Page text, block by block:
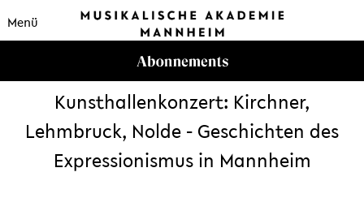
Menü
Kunsthallenkonzert: Kirchner,
Lehmbruck, Nolde - Geschichten des
Expressionismus in Mannheim